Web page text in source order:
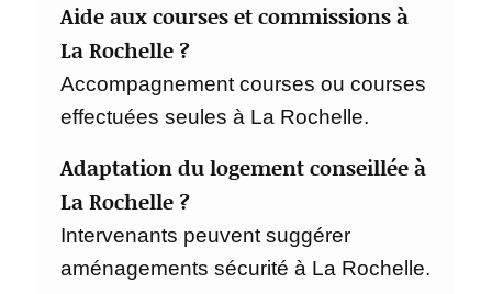
Aide aux courses et commissions à
La Rochelle ?
Accompagnement courses ou courses
effectuées seules à La Rochelle.
Adaptation du logement conseillée à
La Rochelle ?
Intervenants peuvent suggérer
aménagements sécurité à La Rochelle.